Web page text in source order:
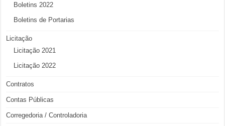
Boletins 2022
Boletins de Portarias
Licitação
Licitação 2021
Licitação 2022
Contratos
Contas Públicas
Corregedoria / Controladoria